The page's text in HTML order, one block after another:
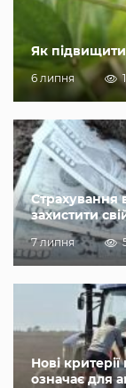
Як підвищити
6 липня
Страхування
захистити
7 липня
Нові
означає для